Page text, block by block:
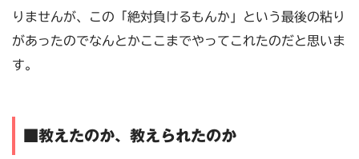
りませんが、この「絶対負けるもんか」という最後の粘り
があったのでなんとかここまでやってこれたのだと思いま
す。
■教えたのか、教えられたのか